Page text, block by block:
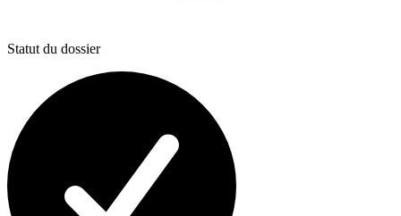
Statut du dossier